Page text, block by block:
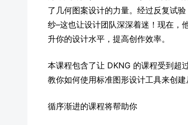
了几何图案设计的力量。经过反复试
纱–这也让设计团队深深着迷！现在，
升你的设计水平，提高创作效率。
本课程包含了让 DKNG 的课程受到
教你如何使用标准图形设计工具来创
循序渐进的课程将帮助你